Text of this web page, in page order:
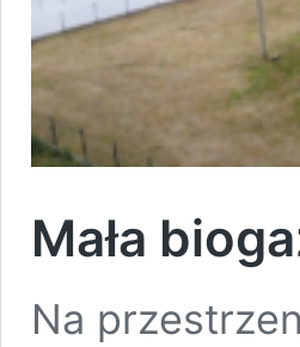
Mała
Na